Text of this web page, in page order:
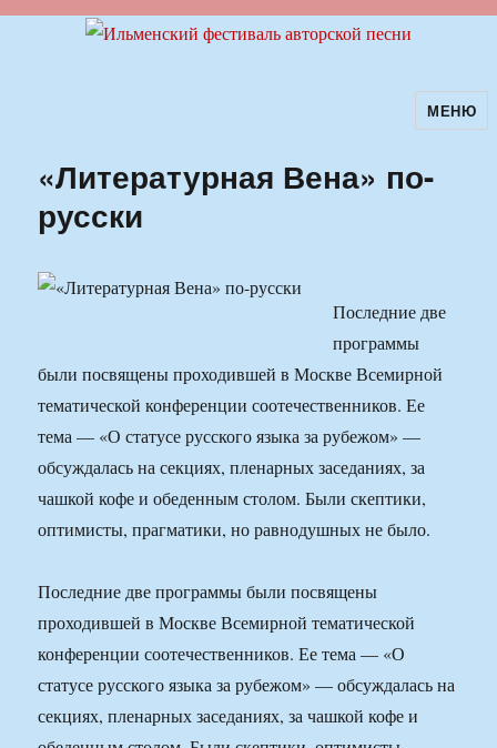
Ильменский фестиваль авторскойМЕНЮ
«Литературная Вена» по-
русски
Последние две
программы
были посвящены проходившей в Москве Всемирной
тематической конференции соотечественников. Ее
тема — «О статусе русского языка за рубежом» —
обсуждалась на секциях, пленарных заседаниях, за
чашкой кофе и обеденным столом. Были скептики,
оптимисты, прагматики, но равнодушных не было.
Последние две программы были посвящены
проходившей в Москве Всемирной тематической
конференции соотечественников. Ее тема — «О
статусе русского языка за рубежом» — обсуждалась на
секциях, пленарных заседаниях, за чашкой кофе и